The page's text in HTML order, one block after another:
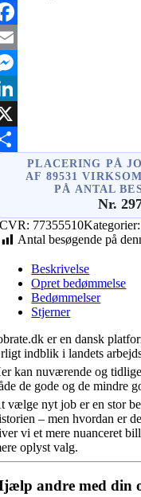
PLACERING PÅ
AF 89531
PÅ ANTAL
Nr.
CVR: 77355510Kategorier:
Antal besøgende på
Beskrivelse
Opret bedømmelse
Bedømmelser
Stjerner
er en dansk
indblik i landets
kan nuværende og
de gode og de mindre
vælge nyt job er en stor
– men hvordan er
vi et mere nuanceret
oplyst valg.
andre med din